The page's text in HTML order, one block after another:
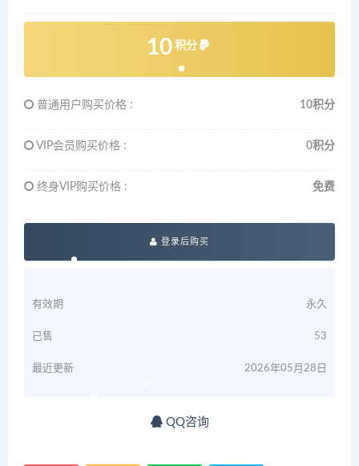
10 积分
普通用户购买价格 : 10积分
VIP会员购买价格 : 0积分
终身VIP购买价格 : 免费
登录后购买
有效期 永久
已售 53
最近更新 2026年05月28日
QQ咨询